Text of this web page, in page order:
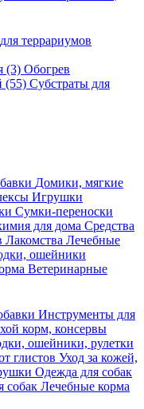
террариумов
(3) Обогрев
(55) Субстраты для
Домики, мягкие
Игрушки
Сумки-переноски
для дома Средства
Лакомства Лечебные
ошейники
Ветеринарные
Инструменты для
корм, консервы
ошейники, рулетки
глистов Уход за кожей,
Одежда для собак
собак Лечебные корма